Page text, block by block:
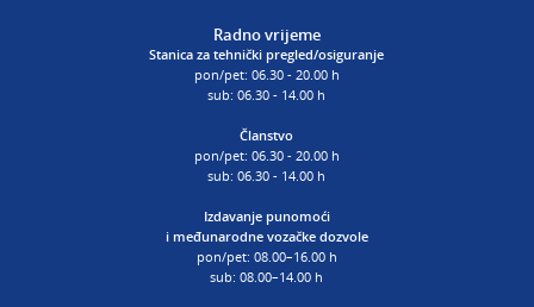
Radno vrijeme
Stanica za tehnički pregled/osiguranje
pon/pet: 06.30 - 20.00 h
sub: 06.30 - 14.00 h
Članstvo
pon/pet: 06.30 - 20.00 h
sub: 06.30 - 14.00 h
Izdavanje punomoći
imeđunarodne vozačke dozvole
pon/pet: 08.00–16.00 h
sub: 08.00–14.00 h